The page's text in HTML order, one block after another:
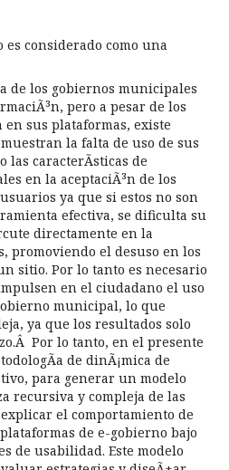
es considerado como una
de los gobiernos municipales
pero a pesar de los
sus plataformas, existe
la falta de uso de sus
las caracterÃ­sticas de
en la aceptaciÃ³n de los
ya que si estos no son
efectiva, se dificulta su
directamente en la
promoviendo el desuso en los
sitio. Por lo tanto es necesario
en el ciudadano el uso
municipal, lo que
ya que los resultados solo
Por lo tanto, en el presente
de dinÃ¡mica de
para generar un modelo
recursiva y compleja de las
el comportamiento de
de e-gobierno bajo
de usabilidad. Este modelo